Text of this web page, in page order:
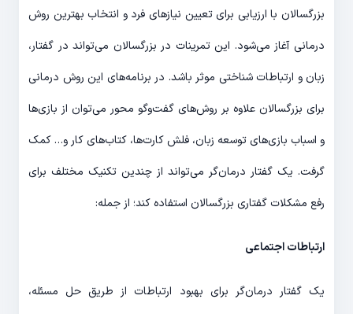
بزرگسالان با ارزیابی برای تعیین نیازهای فرد و انتخاب بهترین روش
درمانی آغاز می‌شود. این تمرینات در بزرگسالان می‌تواند در گفتار،
زبان و ارتباطات شناختی موثر باشد. در برنامه‌های این روش درمانی
برای بزرگسالان علاوه بر روش‌های گفت‌و‌گو محور می‌توان از بازی‌ها
و اسباب بازی‌های توسعه زبان، فلش کارت‌ها، کتاب‌های کار و… کمک
گرفت. یک گفتار درمان‌گر می‌تواند از چندین تکنیک مختلف برای
رفع مشکلات گفتاری بزرگسالان استفاده کند؛ از جمله:
ارتباطات اجتماعی
یک گفتار درمان‌گر برای بهبود ارتباطات از طریق حل مسئله،